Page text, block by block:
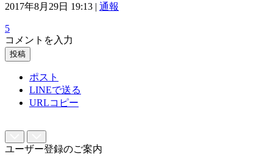
2017年8月29日 19:13 | 通報
5
コメントを入力
投稿
ポスト
LINEで送る
URLコピー
ユーザー登録のご案内